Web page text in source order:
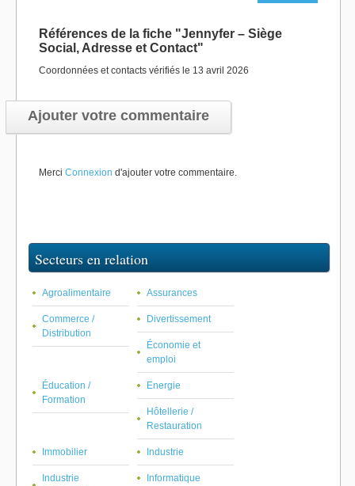
Références de la fiche "Jennyfer – Siège
Social, Adresse et Contact"
Coordonnées et contacts vérifiés le 13 avril 2026
Ajouter votre commentaire
Merci Connexion d'ajouter votre commentaire.
Secteurs en relation
Agroalimentaire Assurances
Commerce /
Distribution
Divertissement
Économie et
emploi
Éducation /
Formation
Energie
Hôtellerie /
Restauration
Immobilier Industrie
Industrie
Informatique